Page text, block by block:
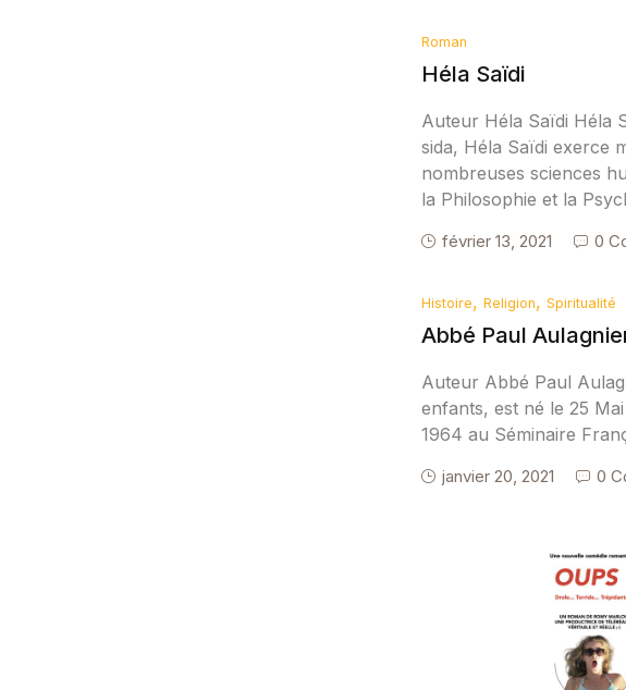
Roman
Héla Saïdi
Auteur Héla Saïdi Héla
sida, Héla Saïdi exerce
nombreuses sciences
la Philosophie et la
février 13, 2021 0
Histoire, Religion, Spiritualité
Abbé Paul
Auteur Abbé Paul
enfants, est né le 25
1964 au Séminaire
janvier 20, 2021 0